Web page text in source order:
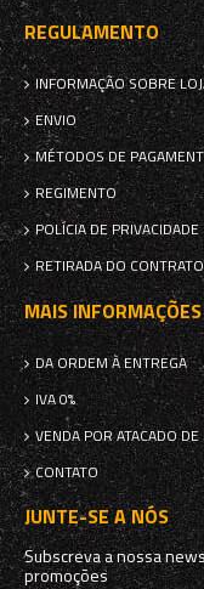
REGULAMENTO
INFORMAÇÃO SOBRE
ENVIO
MÉTODOS DE
REGIMENTO
POLÍCIA DE PRIVACIDADE
RETIRADA DO CONTRATO
MAIS INFORMAÇÕES
DA ORDEM À ENTREGA
IVA 0%
VENDA POR ATACADO
CONTATO
JUNTE-SE A NÓS
Subscreva a nossa
promoções